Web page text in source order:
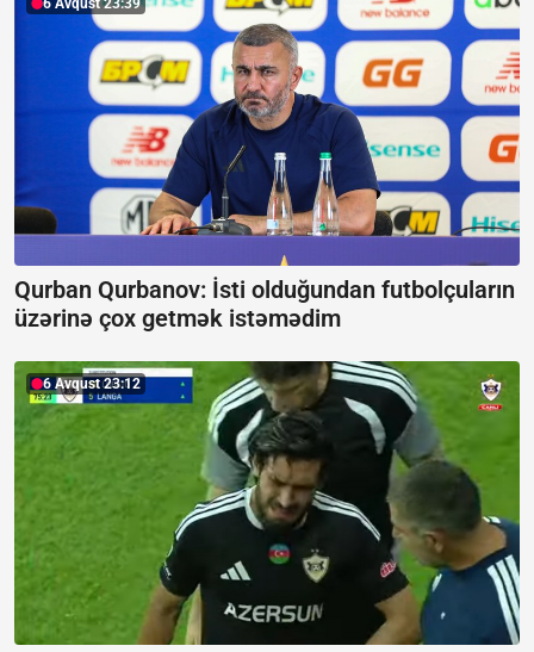
6 Avqust 23:39
Qurban Qurbanov: İsti olduğundan futbolçuların
üzərinə çox getmək istəmədim
6 Avqust 23:12